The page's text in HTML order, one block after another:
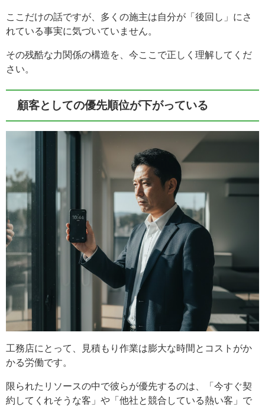
ここだけの話ですが、多くの施主は自分が「後回し」にさ
れている事実に気づいていません。
その残酷な力関係の構造を、今ここで正しく理解してくだ
さい。
顧客としての優先順位が下がっている
工務店にとって、見積もり作業は膨大な時間とコストがか
かる労働です。
限られたリソースの中で彼らが優先するのは、「今すぐ契
約してくれそうな客」や「他社と競合している熱い客」で